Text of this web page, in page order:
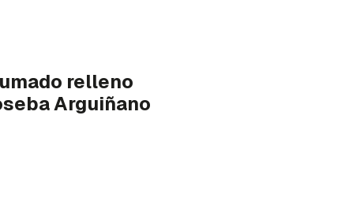
relleno
Arguiñano